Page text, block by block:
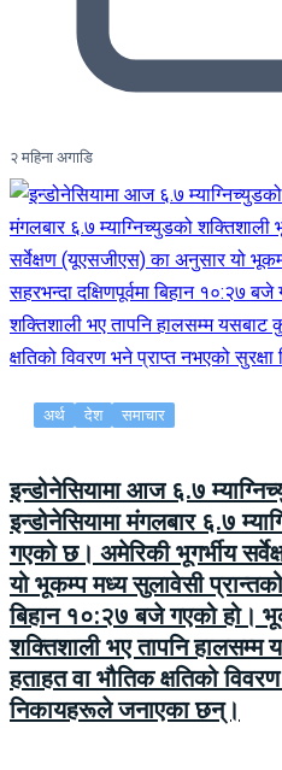
२ महिना अगाडि
अर्थ देश समाचार
इन्डोनेसियामा आज ६.७
इन्डोनेसियामा मंगलबार ६.७
गएको छ। अमेरिकी भूगर्भीय
यो भूकम्प मध्य सुलावेसी प्रान्तको
बिहान १०:२७ बजे गएको हो।
शक्तिशाली भए तापनि हालसम्म
हताहत वा भौतिक क्षतिको
निकायहरूले जनाएका छन्।